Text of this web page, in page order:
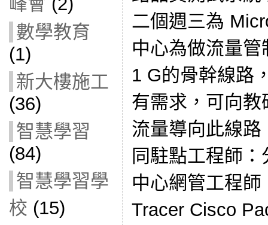
數學教育
(1)
新大樓施工
(36)
智慧學習
(84)
智慧學習學
校 (15)
二個週三為
中心為做流量
1 G的骨幹線路
有需求，可向
流量導向此線
同駐點工程師
中心網管工程
Tracer Cisco